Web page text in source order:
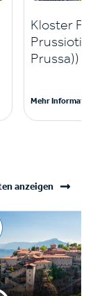
Kloster
Prussa))
Mehr
anzeigen